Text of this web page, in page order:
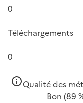
0
Téléchargements
0
Qualité des
Bon (89